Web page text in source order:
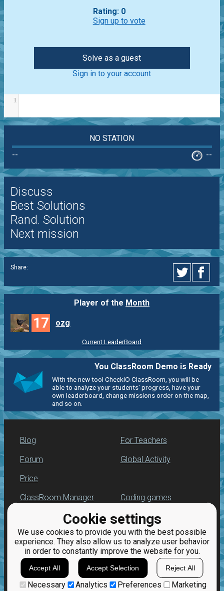
Cookie settings
We use cookies to provide you with the best possible
experience. They also allow us to analyze user behavior
in order to constantly improve the website for you.
Accept All Accept Selection Reject All
Necessary Analytics Preferences Marketing
Rating: 0
Sign up to vote
Solve as a guest
Sign in to your account
1
NO STATION
--
--
Discuss
Best Solutions
Rand. Solution
Next mission
Share:
Player of the Month
17 ozg
Current LeaderBoard
You ClassRoom Demo is Ready
With the new tool CheckiO ClassRoom, you will be
able to analyze your students' progress, have your
own leaderboard, change missions order on the map,
and so on.
Blog
Forum
Price
For Teachers
Global Activity
ClassRoom Manager
Leaderboard
Jobs
Coding games
Python programming
for beginners